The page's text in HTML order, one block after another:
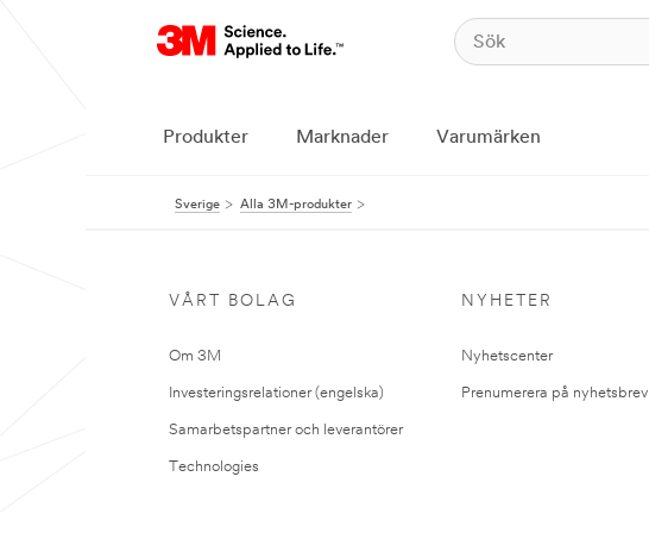
Produkter Marknader Varumärken
Sverige Alla 3M-produkter
VÅRT BOLAG
Om 3M
Investeringsrelationer (engelska)
Samarbetspartner och leverantörer
Technologies
NYHETER
Nyhetscenter
Prenumerera på nyhetsbrev